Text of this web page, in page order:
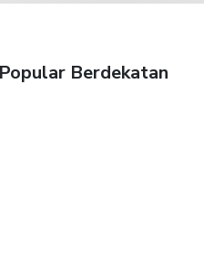
Berdekatan